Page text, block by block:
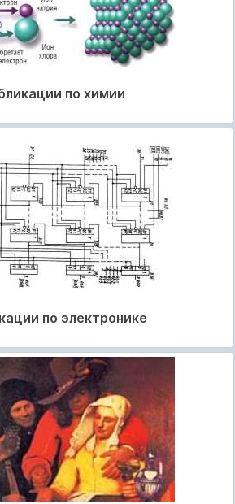
по химии
по электронике